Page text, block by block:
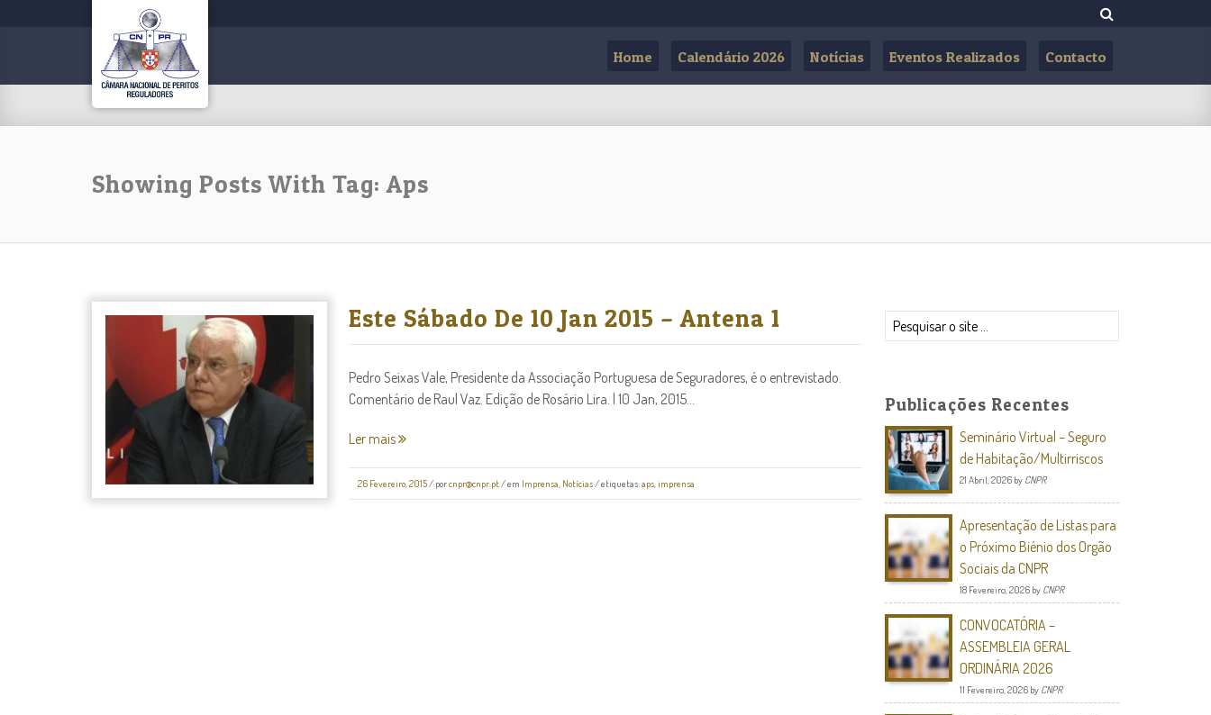
Home Calendário 2026 Notícias Eventos Realizados Contacto
Showing Posts With Tag: Aps
Este Sábado De 10 Jan 2015 – Antena 1
Pedro Seixas Vale, Presidente da Associação Portuguesa de Seguradores, é o entrevistado.
Comentário de Raul Vaz. Edição de Rosário Lira. | 10 Jan, 2015...
Ler mais
26 Fevereiro, 2015/ porcnpr@cnpr.pt/ em Imprensa, Notícias/ etiquetas:aps,imprensa
Pesquisar
Publicações Recentes
Seminário Virtual – Seguro
de Habitação/Multirriscos
21 Abril, 2026 by CNPR
Apresentação de Listas para
o Próximo Biénio dos Orgão
Sociais da CNPR
18 Fevereiro, 2026 by CNPR
CONVOCATÓRIA –
ASSEMBLEIA GERAL
ORDINÁRIA 2026
11 Fevereiro, 2026 by CNPR